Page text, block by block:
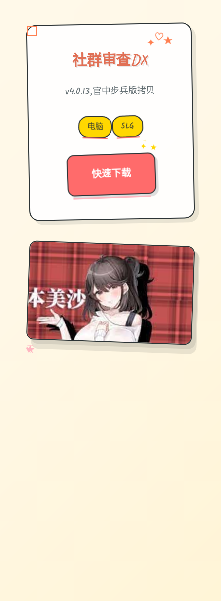
社群审查DX
✦ ♡ ★
v4.0.13,官中步兵版拷贝
电脑 SLG
快速下载
→
✦ ★
✧
♡
★
♥